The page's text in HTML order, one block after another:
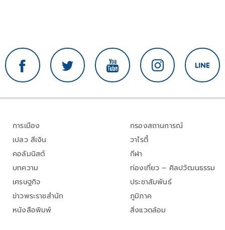
การเมือง
เปลว สีเงิน
คอลัมนิสต์
บทความ
เศรษฐกิจ
ข่าวพระราชสำนัก
หนังสือพิมพ์
กรองสถานการณ์
วาไรตี้
กีฬา
ท่องเที่ยว – ศิลปวัฒนธรรม
ประชาสัมพันธ์
ภูมิภาค
สิ่งแวดล้อม